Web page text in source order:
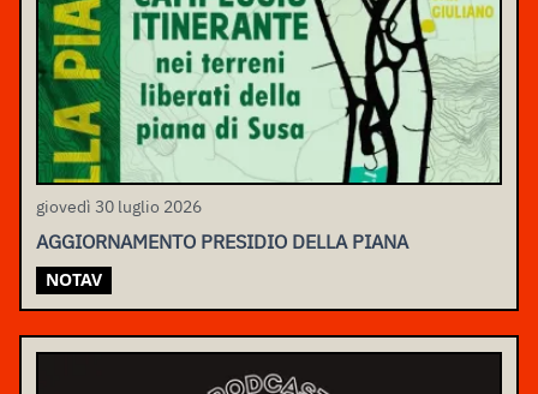
giovedì 30 luglio 2026
AGGIORNAMENTO PRESIDIO DELLA PIANA
NOTAV